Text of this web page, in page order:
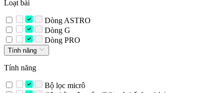
Loạt bài
Dòng ASTRO
Dòng G
Dòng PRO
Tính năng
Tính năng
Bộ lọc micrô